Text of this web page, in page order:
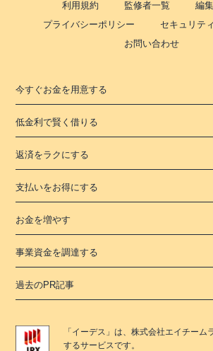
利用規約
監修者一覧
編
プライバシーポリシー
セキュリテ
お問い合わせ
今すぐお金を用意する
低金利で賢く借りる
返済をラクにする
支払いをお得にする
お金を増やす
事業資金を調達する
過去のPR記事
「 イーデス 」は、株式会社エイチーム
するサービスです。